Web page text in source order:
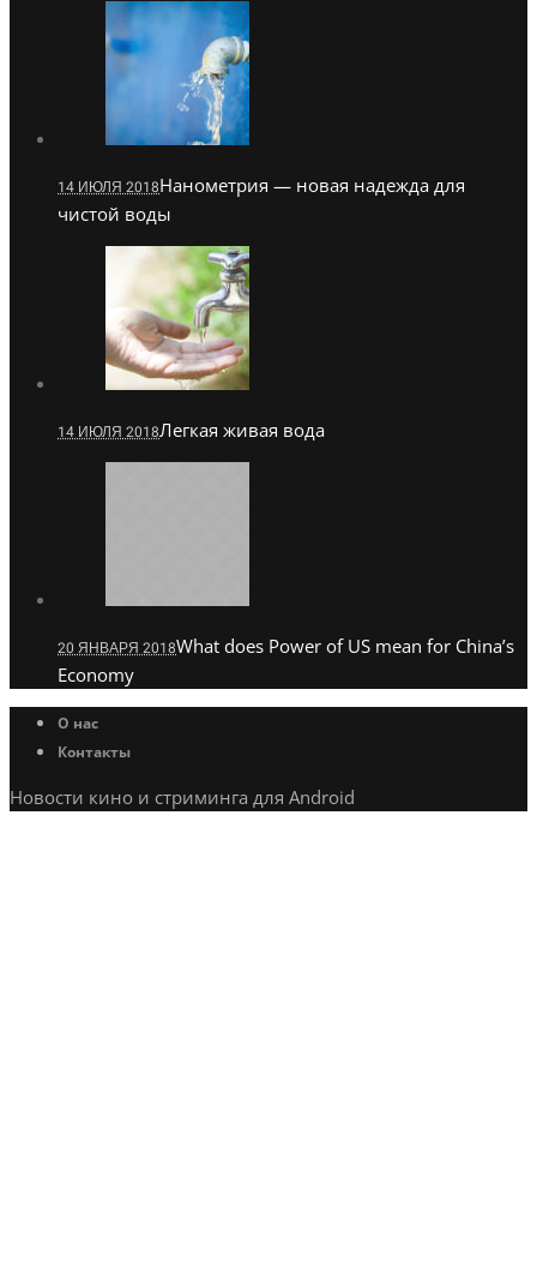
14 ИЮЛЯ 2018Нанометрия — новая надежда для
чистой воды
14 ИЮЛЯ 2018Легкая живая вода
20 ЯНВАРЯ 2018What does Power of US mean for China’s
Economy
О нас
Контакты
Новости кино и стриминга для Android